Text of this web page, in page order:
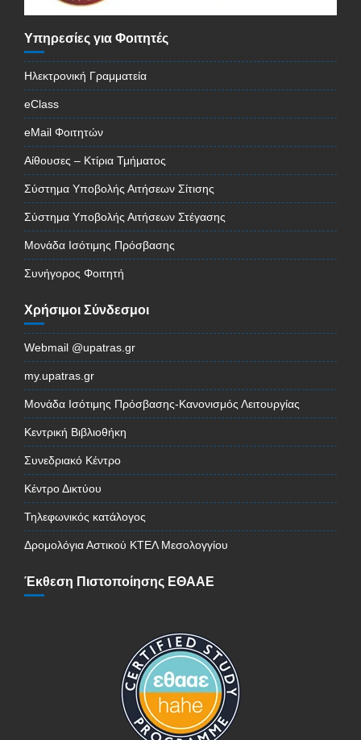
Υπηρεσίες για Φοιτητές
Ηλεκτρονική Γραμματεία
eClass
eMail Φοιτητών
Αίθουσες – Κτίρια Τμήματος
Σύστημα Υποβολής Αιτήσεων Σίτισης
Σύστημα Υποβολής Αιτήσεων Στέγασης
Μονάδα Ισότιμης Πρόσβασης
Συνήγορος Φοιτητή
Χρήσιμοι Σύνδεσμοι
Webmail @upatras.gr
my.upatras.gr
Μονάδα Ισότιμης Πρόσβασης-Κανονισμός Λειτουργίας
Κεντρική Βιβλιοθήκη
Συνεδριακό Κέντρο
Κέντρο Δικτύου
Τηλεφωνικός κατάλογος
Δρομολόγια Αστικού ΚΤΕΛ Μεσολογγίου
Έκθεση Πιστοποίησης ΕΘΑΑΕ